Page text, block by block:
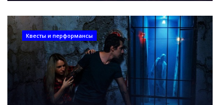
Квесты и перформансы